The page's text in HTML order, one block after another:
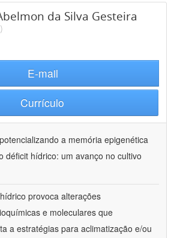
da Silva Gesteira
E-mail
Currículo
potencializando a memória epigenética
déficit hídrico: um avanço no cultivo
provoca alterações
e moleculares que
a estratégias para aclimatização e/ou